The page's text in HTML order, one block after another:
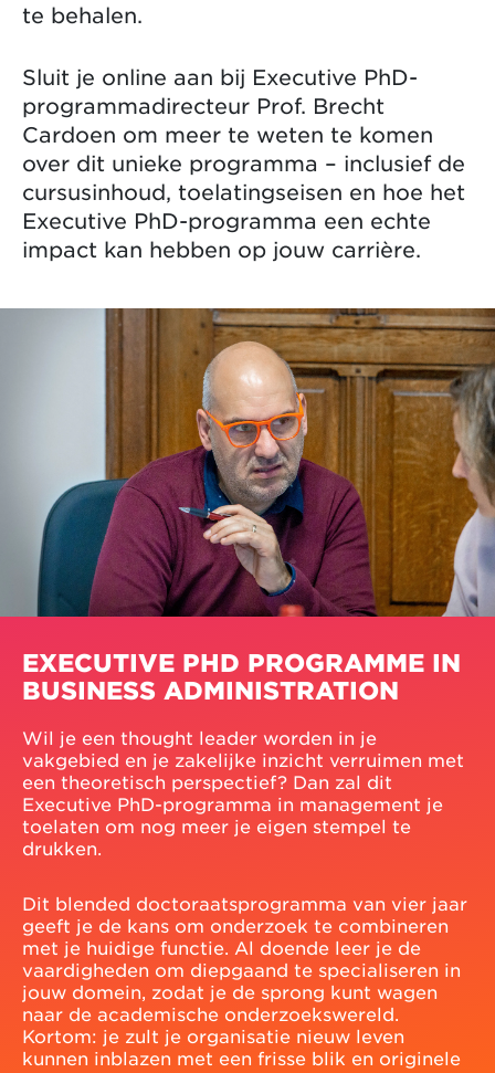
te behalen.
Sluit je online aan bij Executive PhD-
programmadirecteur Prof. Brecht
Cardoen om meer te weten te komen
over dit unieke programma – inclusief de
cursusinhoud, toelatingseisen en hoe het
Executive PhD-programma een echte
impact kan hebben op jouw carrière.
EXECUTIVE PHD PROGRAMME IN
BUSINESS ADMINISTRATION
Wil je een thought leader worden in je
vakgebied en je zakelijke inzicht verruimen met
een theoretisch perspectief? Dan zal dit
Executive PhD-programma in management je
toelaten om nog meer je eigen stempel te
drukken.
Dit blended doctoraatsprogramma van vier jaar
geeft je de kans om onderzoek te combineren
met je huidige functie. Al doende leer je de
vaardigheden om diepgaand te specialiseren in
jouw domein, zodat je de sprong kunt wagen
naar de academische onderzoekswereld.
Kortom: je zult je organisatie nieuw leven
kunnen inblazen met een frisse blik en originele